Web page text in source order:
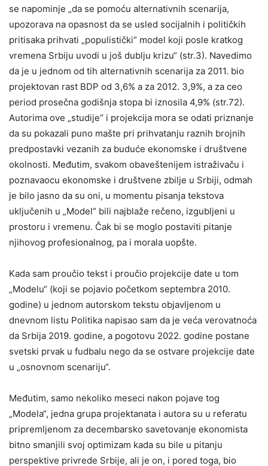
se napominje „da se pomoću alternativnih scenarija,
upozorava na opasnost da se usled socijalnih i političkih
pritisaka prihvati „populistički“ model koji posle kratkog
vremena Srbiju uvodi u još dublju krizu“ (str.3). Navedimo
da je u jednom od tih alternativnih scenarija za 2011. bio
projektovan rast BDP od 3,6% a za 2012. 3,9%, a za ceo
period prosečna godišnja stopa bi iznosila 4,9% (str.72).
Autorima ove „studije“ i projekcija mora se odati priznanje
da su pokazali puno mašte pri prihvatanju raznih brojnih
predpostavki vezanih za buduće ekonomske i društvene
okolnosti. Međutim, svakom obaveštenijem istraživaču i
poznavaocu ekonomske i društvene zbilje u Srbiji, odmah
je bilo jasno da su oni, u momentu pisanja tekstova
uključenih u „Model“ bili najblaže rečeno, izgubljeni u
prostoru i vremenu. Čak bi se moglo postaviti pitanje
njihovog profesionalnog, pa i morala uopšte.
Kada sam proučio tekst i proučio projekcije date u tom
„Modelu“ (koji se pojavio početkom septembra 2010.
godine) u jednom autorskom tekstu objavljenom u
dnevnom listu Politika napisao sam da je veća verovatnoća
da Srbija 2019. godine, a pogotovu 2022. godine postane
svetski prvak u fudbalu nego da se ostvare projekcije date
u „osnovnom scenariju“.
Međutim, samo nekoliko meseci nakon pojave tog
„Modela“, jedna grupa projektanata i autora su u referatu
pripremljenom za decembarsko savetovanje ekonomista
bitno smanjili svoj optimizam kada su bile u pitanju
perspektive privrede Srbije, ali je on, i pored toga, bio